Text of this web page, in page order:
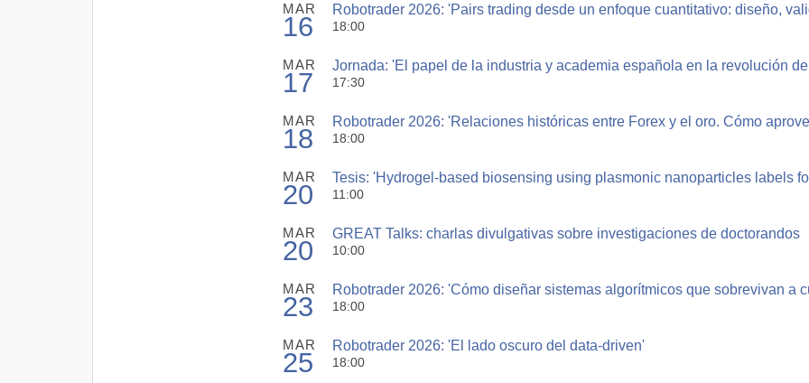
MAR
16
Robotrader 2026: 'Pairs trading desde un enfoque cuantitativo: diseño,
18:00
MAR
17
Jornada: 'El papel de la industria y academia española en la revolución
17:30
MAR
18
Robotrader 2026: 'Relaciones históricas entre Forex y el oro. Cómo
18:00
MAR
20
Tesis: 'Hydrogel-based biosensing using plasmonic nanoparticles labels
11:00
MAR
20
GREAT Talks: charlas divulgativas sobre investigaciones de doctorandos
10:00
MAR
23
Robotrader 2026: 'Cómo diseñar sistemas algorítmicos que sobrevivan a
18:00
MAR
25
Robotrader 2026: 'El lado oscuro del data-driven'
18:00